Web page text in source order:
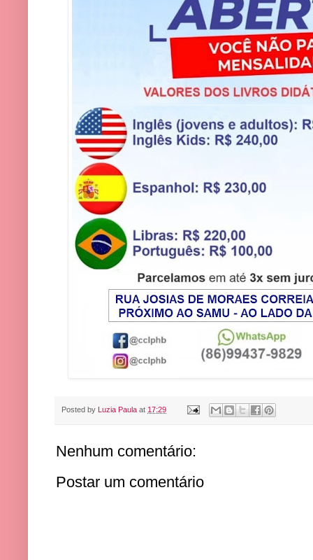
Posted by Luzia Paula at 17:29
Nenhum comentário:
Postar um comentário